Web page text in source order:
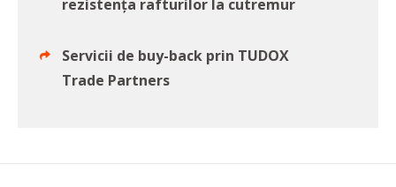
rezistența rafturilor la cutremur
Servicii de buy-back prin TUDOX
Trade Partners